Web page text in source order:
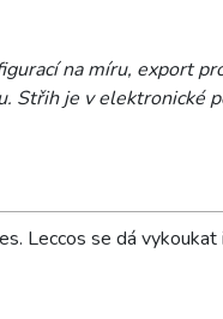
na míru, export
Střih je v elektronické
Leccos se dá vykoukat